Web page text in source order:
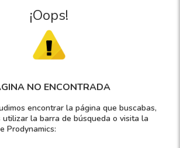
¡Oops!
NO ENCONTRADA
encontrar la página que buscabas,
utilizar la barra de búsqueda o visita la
Prodynamics:
2
3 225
5.205
6.185
7.